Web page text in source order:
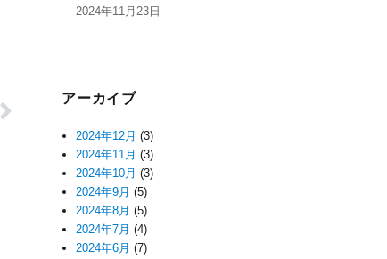
2024年11月23日
アーカイブ
2024年12月 (3)
2024年11月 (3)
2024年10月 (3)
2024年9月 (5)
2024年8月 (5)
2024年7月 (4)
2024年6月 (7)